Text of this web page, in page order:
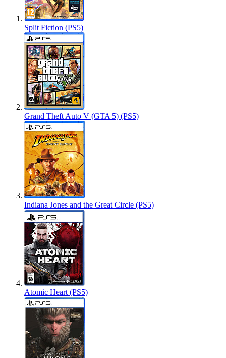
Split Fiction (PS5)
Grand Theft Auto V (GTA 5) (PS5)
Indiana Jones and the Great Circle (PS5)
Atomic Heart (PS5)